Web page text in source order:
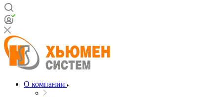
О компании